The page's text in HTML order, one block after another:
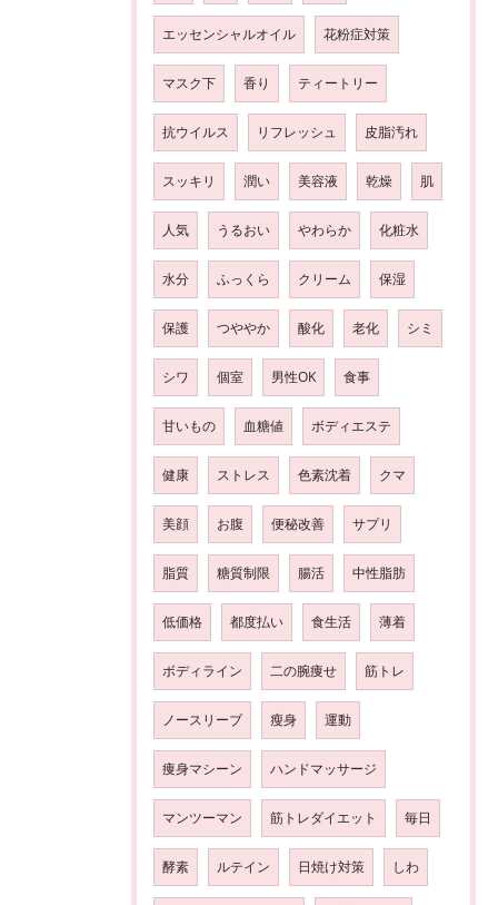
エッセンシャルオイル 花粉症対策
マスク下 香り ティートリー
抗ウイルス リフレッシュ 皮脂汚れ
スッキリ 潤い 美容液 乾燥 肌
人気 うるおい やわらか 化粧水
水分 ふっくら クリーム 保湿
保護 つややか 酸化 老化 シミ
シワ 個室 男性OK 食事
甘いもの 血糖値 ボディエステ
健康 ストレス 色素沈着 クマ
美顔 お腹 便秘改善 サプリ
脂質 糖質制限 腸活 中性脂肪
低価格 都度払い 食生活 薄着
ボディライン 二の腕痩せ 筋トレ
ノースリーブ 瘦身 運動
痩身マシーン ハンドマッサージ
マンツーマン 筋トレダイエット 毎日
酵素 ルテイン 日焼け対策 しわ